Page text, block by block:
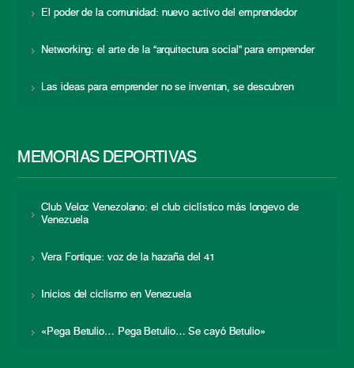
El poder de la comunidad: nuevo activo del emprendedor
Networking: el arte de la “arquitectura social” para emprender
Las ideas para emprender no se inventan, se descubren
MEMORIAS DEPORTIVAS
Club Veloz Venezolano: el club ciclístico más longevo de
Venezuela
Vera Fortique: voz de la hazaña del 41
Inicios del ciclismo en Venezuela
«Pega Betulio… Pega Betulio… Se cayó Betulio»